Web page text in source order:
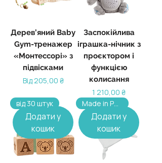
Дерев’яний Baby
Gym-тренажер
«Монтессорі» з
підвісками
Від205,00 ₴
За розпродажем
Заспокійлива
іграшка-нічник з
проєктором і
функцією
колисання
Ціна
1 210,00 ₴
Додати у
кошик
від 30 штук
Додати у
кошик
Made in Poland, від 100 шт